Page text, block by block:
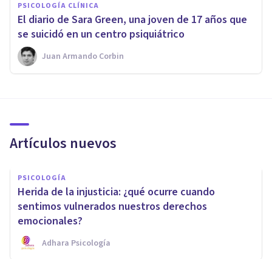
PSICOLOGÍA CLÍNICA
​El diario de Sara Green, una joven de 17 años que
se suicidó en un centro psiquiátrico
Juan Armando Corbin
Artículos nuevos
PSICOLOGÍA
Herida de la injusticia: ¿qué ocurre cuando
sentimos vulnerados nuestros derechos
emocionales?
Adhara Psicología